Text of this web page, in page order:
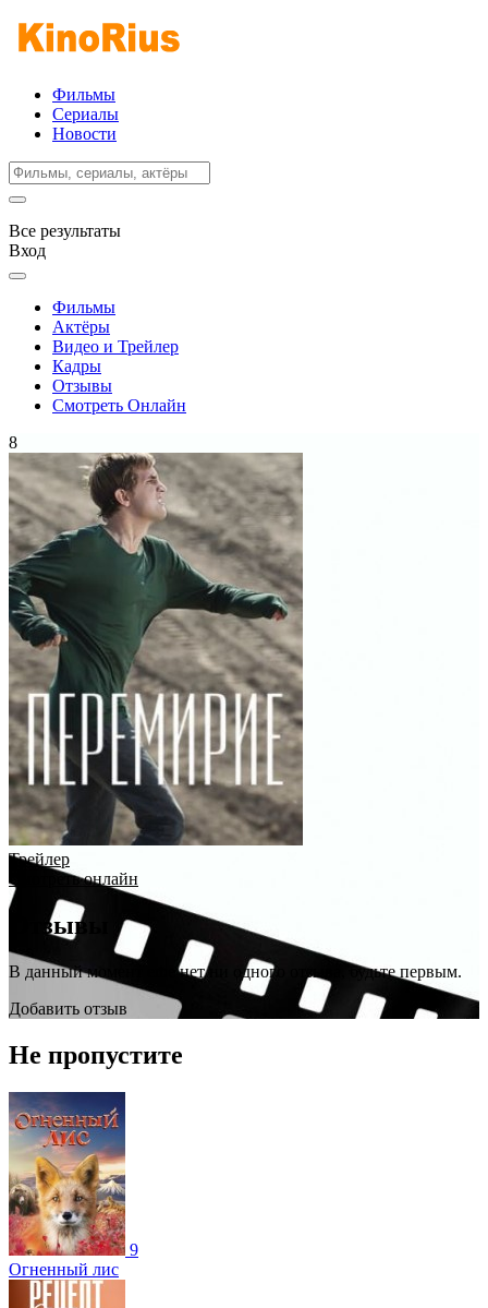
Фильмы
Сериалы
Новости
Все результаты
Вход
Фильмы
Актёры
Видео и Трейлер
Кадры
Отзывы
Смотреть Онлайн
8
Трейлер
Смотреть онлайн
Отзывы
В данный момент еще нет ни одного отзыва, будьте первым.
Добавить отзыв
Не пропустите
9
Огненный лис